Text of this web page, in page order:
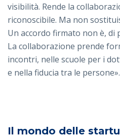
visibilità. Rende la
riconoscibile. Ma non
Un accordo firmato non è, di
La collaborazione prende
incontri, nelle scuole per i
e nella fiducia tra le persone».
Il mondo delle